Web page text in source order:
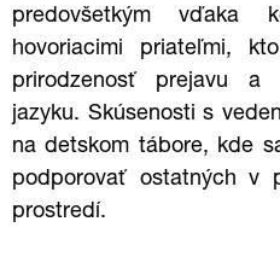
predovšetkým vďaka
hovoriacimi priateľmi,
prirodzenosť prejavu a
jazyku. Skúsenosti s
na detskom tábore, kde
podporovať ostatných v
prostredí.